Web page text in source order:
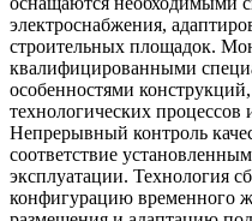
электроснабжения,
строительных площадок.
квалифицированными
особенностями
технологических
Непрерывный контроль
соответствие
эксплуатации. Технология
конфигурацию временного